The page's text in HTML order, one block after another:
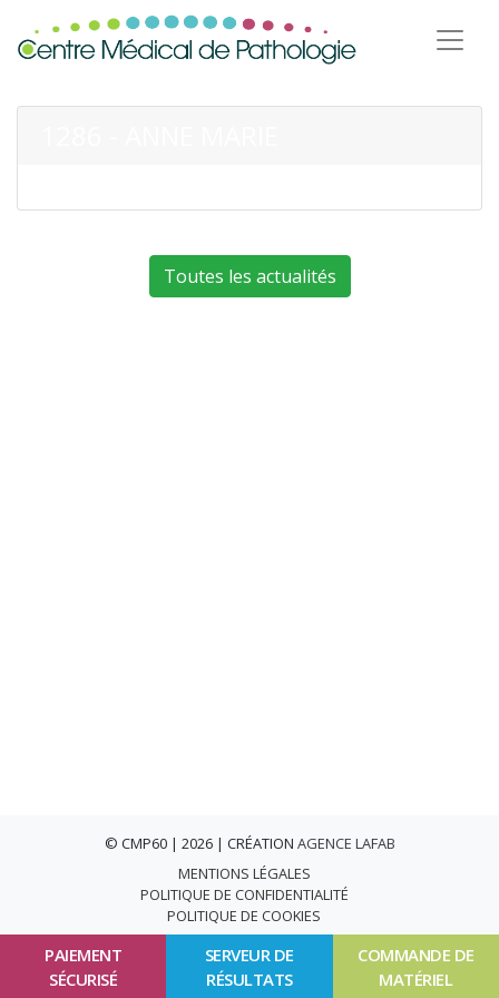
PAIEMENT
SÉCURISÉ
SERVEUR DE
RÉSULTATS
COMMANDE DE
MATÉRIEL
Toutes les actualités
© CMP60 | 2026 | CRÉATION AGENCE LAFAB
MENTIONS LÉGALES
POLITIQUE DE CONFIDENTIALITÉ
POLITIQUE DE COOKIES